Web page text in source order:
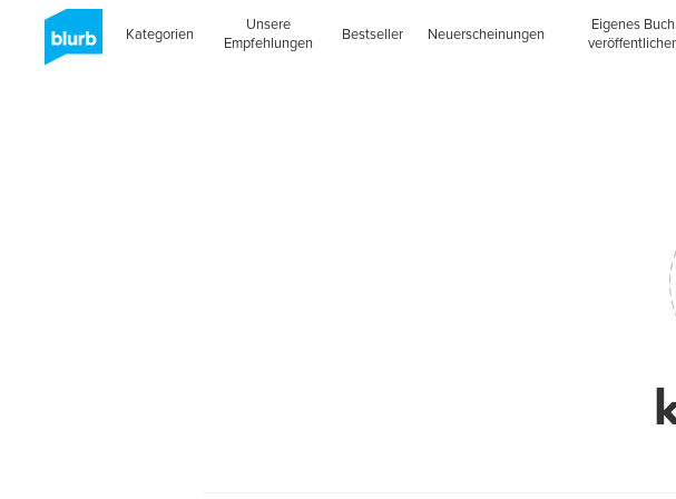
Kategorien
Unsere
Empfehlungen
Bestseller Neuerscheinungen
Eigenes Buch